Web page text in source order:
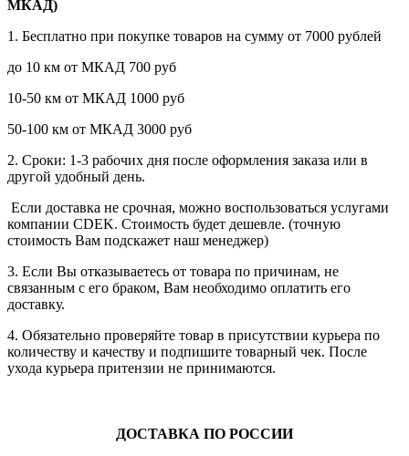
МКАД)
1. Бесплатно при покупке товаров на сумму от 7000 рублей
до 10 км от МКАД 700 руб
10-50 км от МКАД 1000 руб
50-100 км от МКАД 3000 руб
2. Сроки: 1-3 рабочих дня после оформления заказа или в
другой удобный день.
Если доставка не срочная, можно воспользоваться услугами
компании СDEK. Стоимость будет дешевле. (точную
стоимость Вам подскажет наш менеджер)
3. Если Вы отказываетесь от товара по причинам, не
связанным с его браком, Вам необходимо оплатить его
доставку.
4. Обязательно проверяйте товар в присутствии курьера по
количеству и качеству и подпишите товарный чек. После
ухода курьера притензии не принимаются.
ДОСТАВКА ПО РОССИИ